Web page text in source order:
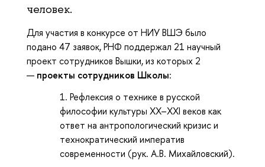
человек.
Для участия в конкурсе от НИУ ВШЭ было
подано 47 заявок, РНФ поддержал 21 научный
проект сотрудников Вышки, из которых 2
— проекты сотрудников Школы:
Рефлексия о технике в русской
философии культуры XX–XXI веков как
ответ на антропологический кризис и
технократический императив
современности (рук. А.В. Михайловский).